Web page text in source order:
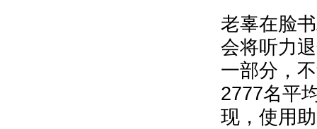
老辜在脸
会将听力
一部分，
2777名平
现，使用